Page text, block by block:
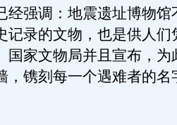
经强调：地震遗址博物馆
记录的文物，也是供人们
国家文物局并且宣布，为
，镌刻每一个遇难者的名